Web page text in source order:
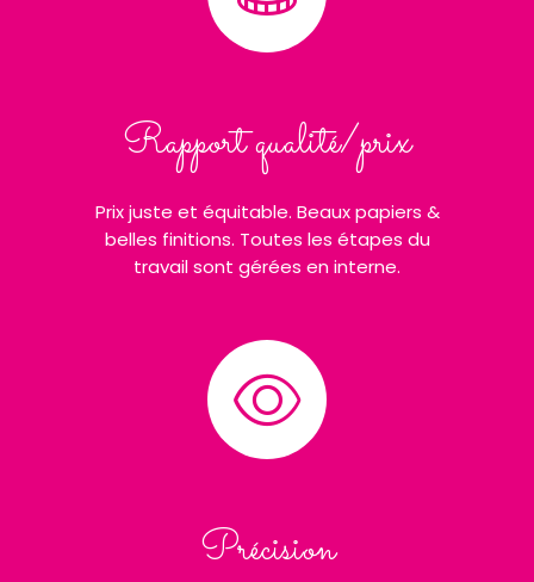
Précision
Rapport qualité/prix
Prix juste et équitable. Beaux papiers &
belles finitions. Toutes les étapes du
travail sont gérées en interne.